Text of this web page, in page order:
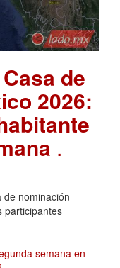
de
2026:
.
de nominación
participantes